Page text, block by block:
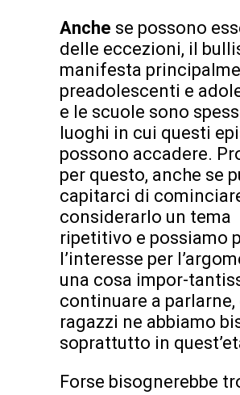
Anche se possono
delle eccezioni, il
manifesta
preadolescenti e
e le scuole sono
luoghi in cui questi
possono accadere.
per questo, anche se
capitarci di
considerarlo un tema
ripetitivo e possiamo
l’interesse per
una cosa impor-
continuare a parlarne,
ragazzi ne abbiamo
soprattutto in
Forse bisognerebbe